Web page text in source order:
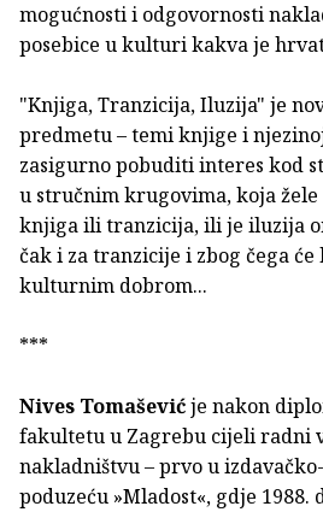
mogućnosti i odgovornosti
posebice u kulturi kakva je
"Knjiga, Tranzicija, Iluzija" je
predmetu – temi knjige i
zasigurno pobuditi interes kod
u stručnim krugovima, koja
knjiga ili tranzicija, ili je iluzija
čak i za tranzicije i zbog čega
kulturnim dobrom...
***
Nives Tomaševićje nakon
fakultetu u Zagrebu cijeli radni
nakladništvu – prvo u
poduzeću »Mladost«, gdje 1988.